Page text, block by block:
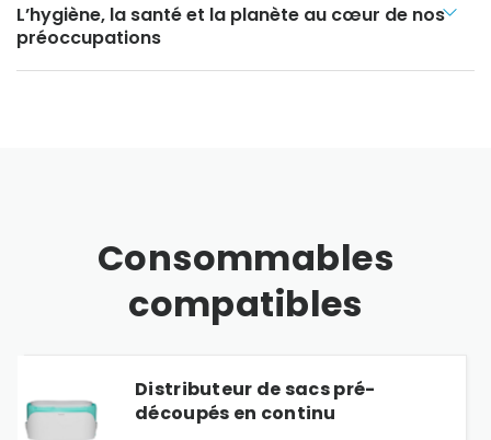
L’hygiène, la santé et la planète au cœur de nos
préoccupations
Consommables
compatibles
Distributeur de sacs pré-
découpés en continu